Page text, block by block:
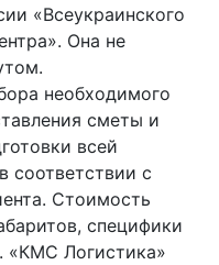
«Всеукраинского
Она не
необходимого
сметы и
всей
соответствии с
Стоимость
специфики
«КМС Логистика»